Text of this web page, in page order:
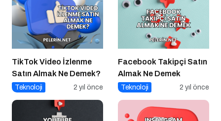
TikTok Video İzlenme
Satın Almak Ne Demek?
Teknoloji 2 yıl önce
Facebook Takipçi Satın
Almak Ne Demek
Teknoloji 2 yıl önce